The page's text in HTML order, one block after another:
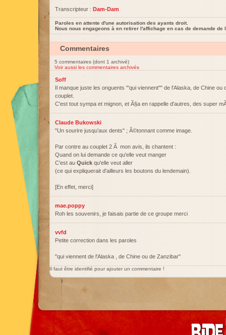
Transcripteur : Dam-Dam
Paroles en attente d'une autorisation des ayants droit.
Nous nous engageons à en retirer l'affichage en cas de demande de
Commentaires
5 commentaires (dont 1 archivé)
Voir aussi les commentaires archivés
Soff
Il manque juste les onguents '"qui viennent"" de l'Alaska, de Chine ou
couplet.
C'est tout sympa et mignon, et Ã§a en rappelle d'autres, des super
Claude Bukowski
"Un sourire jusqu'aux dents" ; Ã©tonnant comme image.
Par contre au couplet 2 Ã mon avis, ils chantent :
Quand on lui demande ce qu'elle veut manger
C'est au Quick qu'elle veut aller
(ce qui expliquerait d'ailleurs les boutons du lendemain).
[En effet, merci]
mae.poppy
Roh les souvenirs, je faisais partie de ce groupe merci
vvfd
Petite correction dans les paroles
"qui viennent de l'Alaska , de Chine ou de Zanzibar"
Il faut être identifié pour ajouter un commentaire !